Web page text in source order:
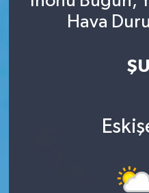
Hava
Diğer
Tüm Manşetler